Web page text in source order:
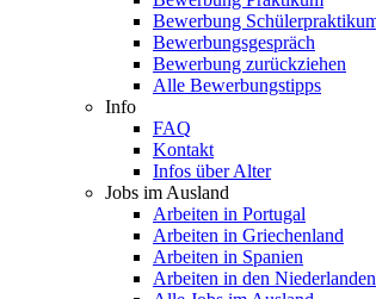
Bewerbung
Bewerbungsgespräch
Bewerbung zurückziehen
Alle Bewerbungstipps
Info
FAQ
Kontakt
Infos über Alter
Jobs im Ausland
Arbeiten in Portugal
Arbeiten in Griechenland
Arbeiten in Spanien
Arbeiten in den Niederlanden